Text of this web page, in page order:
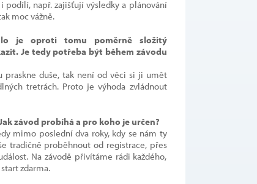
podílí, např. zajišťují výsledky a plánování
moc vážně.
je oproti tomu poměrně složitý
Je tedy potřeba být během závodu
praskne duše, tak není od věci si ji umět
tretrách. Proto je výhoda zvládnout
závod probíhá a pro koho je určen?
mimo poslední dva roky, kdy se nám ty
tradičně proběhnout od registrace, přes
Na závodě přivítáme rádi každého,
zdarma.